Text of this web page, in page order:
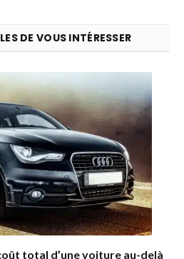
DE VOUS INTÉRESSER
total d’une voiture au-delà